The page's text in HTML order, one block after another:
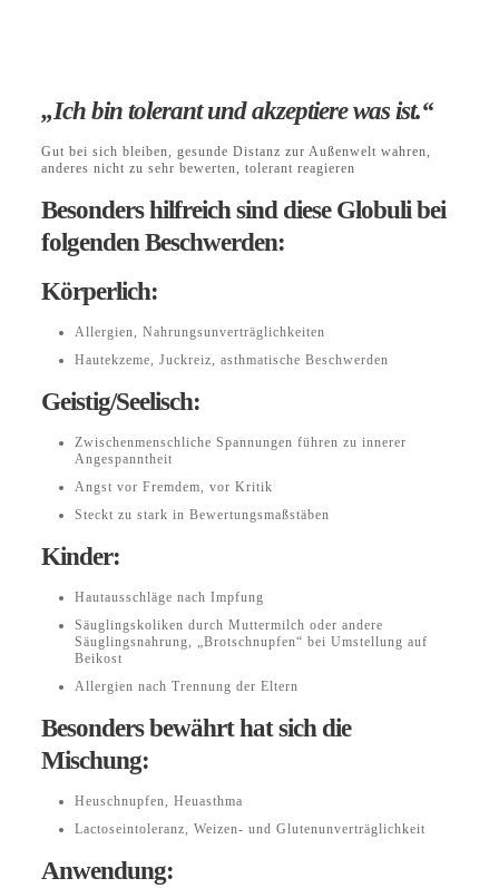
„Ich bin tolerant und akzeptiere was ist.“
Gut bei sich bleiben, gesunde Distanz zur Außenwelt wahren,
anderes nicht zu sehr bewerten, tolerant reagieren
Besonders hilfreich sind diese Globuli bei
folgenden Beschwerden:
Körperlich:
Allergien, Nahrungsunverträglichkeiten
Hautekzeme, Juckreiz, asthmatische Beschwerden
Geistig/Seelisch:
Zwischenmenschliche Spannungen führen zu innerer
Angespanntheit
Angst vor Fremdem, vor Kritik
Steckt zu stark in Bewertungsmaßstäben
Kinder:
Hautausschläge nach Impfung
Säuglingskoliken durch Muttermilch oder andere
Säuglingsnahrung, „Brotschnupfen“ bei Umstellung auf
Beikost
Allergien nach Trennung der Eltern
Besonders bewährt hat sich die
Mischung:
Heuschnupfen, Heuasthma
Lactoseintoleranz, Weizen- und Glutenunverträglichkeit
Anwendung: